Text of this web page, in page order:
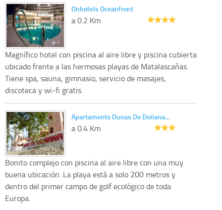
Onhotels Oceanfront
a 0.2 Km
Magnífico hotel con piscina al aire libre y piscina cubierta
ubicado frente a las hermosas playas de Matalascañas.
Tiene spa, sauna, gimnasio, servicio de masajes,
discoteca y wi-fi gratis.
Apartamento Dunas De Doñana…
a 0.4 Km
Bonito complejo con piscina al aire libre con una muy
buena ubicación. La playa está a solo 200 metros y
dentro del primer campo de golf ecológico de toda
Europa.